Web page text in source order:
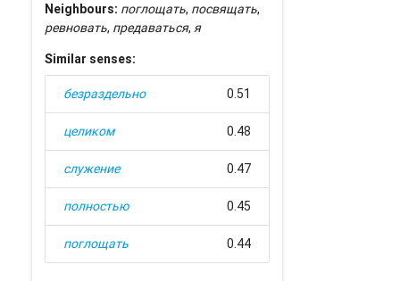
Neighbours: поглощать, посвящать,
ревновать, предаваться,я
Similar senses:
безраздельно 0.51
целиком 0.48
служение 0.47
полностью 0.45
поглощать 0.44